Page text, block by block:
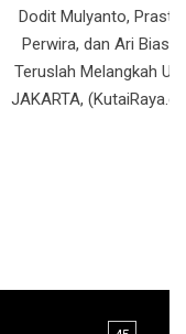
Viers, CongQ
Competition
(Dok. Istimewa)
memperingati